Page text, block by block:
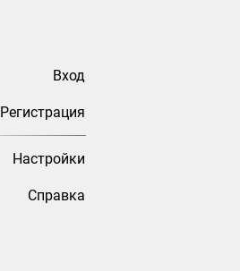
Вход
Регистрация
Настройки
Справка